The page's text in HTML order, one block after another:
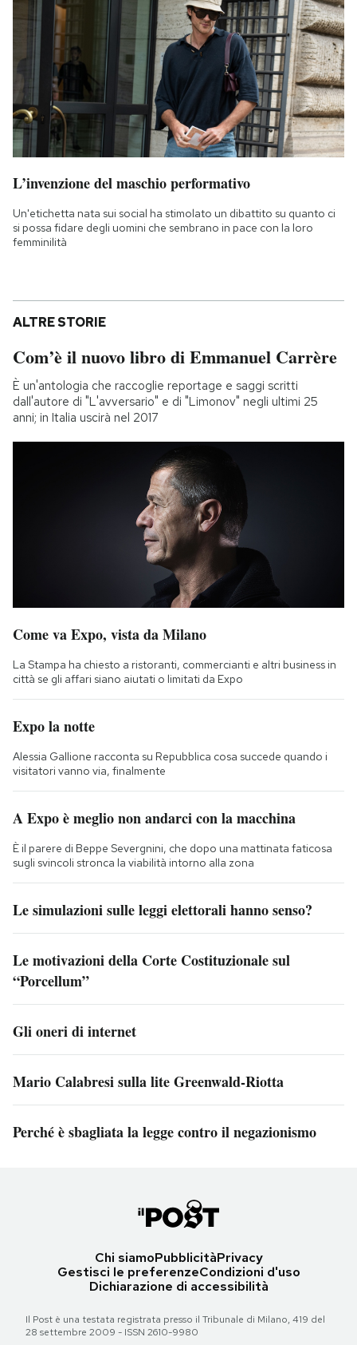
L’invenzione del maschio performativo
Un'etichetta nata sui social ha stimolato un dibattito su quanto ci
si possa fidare degli uomini che sembrano in pace con la loro
femminilità
ALTRE STORIE
Com’è il nuovo libro di Emmanuel Carrère
È un'antologia che raccoglie reportage e saggi scritti
dall'autore di "L'avversario" e di "Limonov" negli ultimi 25
anni; in Italia uscirà nel 2017
Come va Expo, vista da Milano
La Stampa ha chiesto a ristoranti, commercianti e altri business in
città se gli affari siano aiutati o limitati da Expo
Expo la notte
Alessia Gallione racconta su Repubblica cosa succede quando i
visitatori vanno via, finalmente
A Expo è meglio non andarci con la macchina
È il parere di Beppe Severgnini, che dopo una mattinata faticosa
sugli svincoli stronca la viabilità intorno alla zona
Le simulazioni sulle leggi elettorali hanno senso?
Le motivazioni della Corte Costituzionale sul
“Porcellum”
Gli oneri di internet
Mario Calabresi sulla lite Greenwald-Riotta
Perché è sbagliata la legge contro il negazionismo
Chi siamoPubblicitàPrivacy
Gestisci le preferenzeCondizioni d'uso
Dichiarazione di accessibilità
Il Post è una testata registrata presso il Tribunale di Milano, 419 del
28 settembre 2009 - ISSN 2610-9980